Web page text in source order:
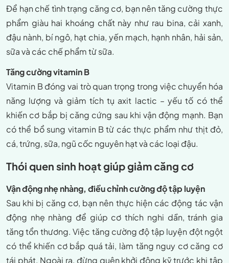
Để hạn chế tình trạng căng cơ, bạn nên tăng cường thực
phẩm giàu hai khoáng chất này như rau bina, cải xanh,
đậu nành, bí ngô, hạt chia, yến mạch, hạnh nhân, hải sản,
sữa và các chế phẩm từ sữa.
Tăng cường vitamin B
Vitamin B đóng vai trò quan trọng trong việc chuyển hóa
năng lượng và giảm tích tụ axit lactic – yếu tố có thể
khiến cơ bắp bị căng cứng sau khi vận động mạnh. Bạn
có thể bổ sung vitamin B từ các thực phẩm như thịt đỏ,
cá, trứng, sữa, ngũ cốc nguyên hạt và các loại đậu.
Thói quen sinh hoạt giúp giảm căng cơ
Vận động nhẹ nhàng, điều chỉnh cường độ tập luyện
Sau khi bị căng cơ, bạn nên thực hiện các động tác vận
động nhẹ nhàng để giúp cơ thích nghi dần, tránh gia
tăng tổn thương. Việc tăng cường độ tập luyện đột ngột
có thể khiến cơ bắp quá tải, làm tăng nguy cơ căng cơ
tái phát. Ngoài ra, đừng quên khởi động kỹ trước khi tập